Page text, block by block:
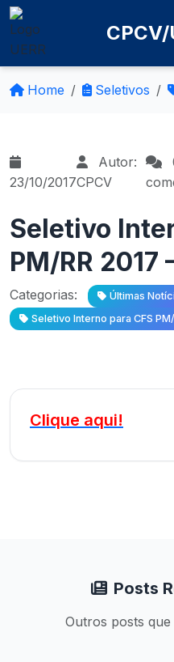
CPCV/
Home Seletivos
23/10/2017
Autor:
CPCV
Seletivo
PM/RR 2017
Categorias:
Últimas
Seletivo Interno para CFS
Clique aqui!
Posts
Outros posts